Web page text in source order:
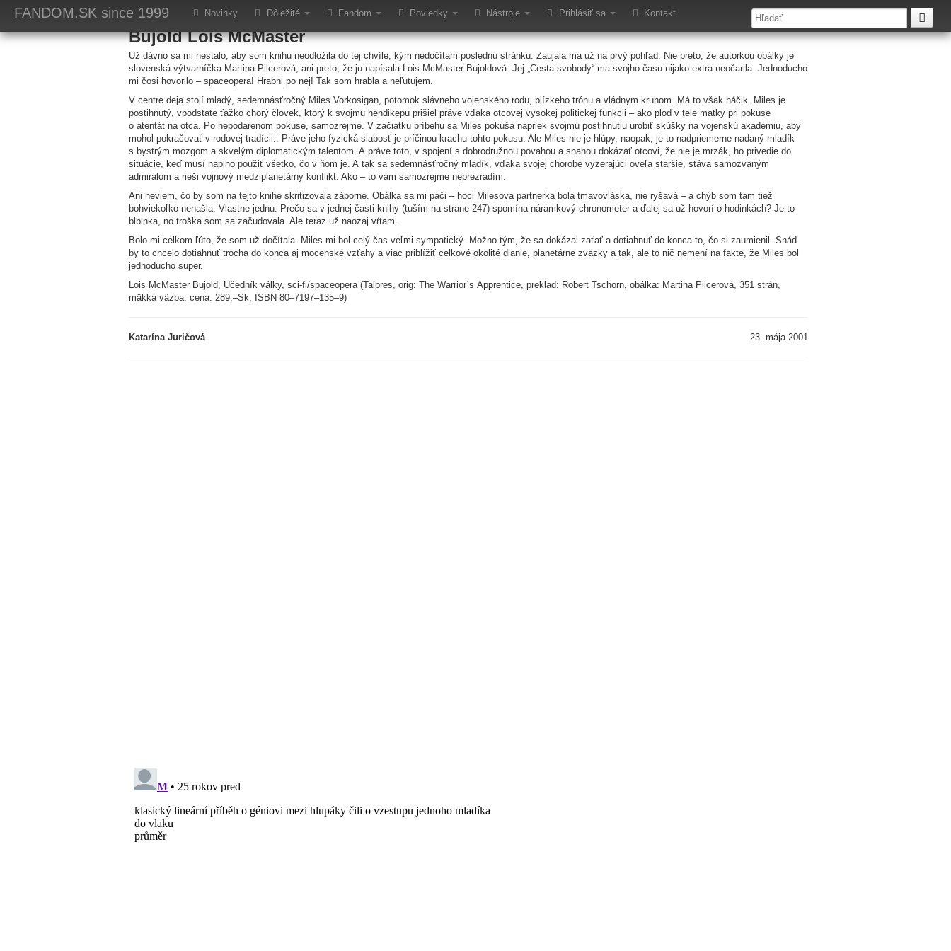
FANDOM.SK since 1999 Novinky Dôležité Fandom Poviedky Nástroje Prihlásiť sa Kontakt
Učedník války
Bujold Lois McMaster
Už dávno sa mi nestalo, aby som knihu neodložila do tej chvíle, kým nedočítam poslednú stránku. Zaujala ma už na prvý pohľad. Nie preto, že autorkou obálky je
slovenská výtvarníčka Martina Pilcerová, ani preto, že ju napísala Lois McMaster Bujoldová. Jej „Cesta svobody“ ma svojho času nijako extra neočarila. Jednoducho
mi čosi hovorilo – spaceopera! Hrabni po nej! Tak som hrabla a neľutujem.
V centre deja stojí mladý, sedemnásťročný Miles Vorkosigan, potomok slávneho vojenského rodu, blízkeho trónu a vládnym kruhom. Má to však háčik. Miles je
postihnutý, vpodstate ťažko chorý človek, ktorý k svojmu hendikepu prišiel práve vďaka otcovej vysokej politickej funkcii – ako plod v tele matky pri pokuse
o atentát na otca. Po nepodarenom pokuse, samozrejme. V začiatku príbehu sa Miles pokúša napriek svojmu postihnutiu urobiť skúšky na vojenskú akadémiu, aby
mohol pokračovať v rodovej tradícii.. Práve jeho fyzická slabosť je príčinou krachu tohto pokusu. Ale Miles nie je hlúpy, naopak, je to nadpriemerne nadaný mladík
s bystrým mozgom a skvelým diplomatickým talentom. A práve toto, v spojení s dobrodružnou povahou a snahou dokázať otcovi, že nie je mrzák, ho privedie do
situácie, keď musí naplno použiť všetko, čo v ňom je. A tak sa sedemnásťročný mladík, vďaka svojej chorobe vyzerajúci oveľa staršie, stáva samozvaným
admirálom a rieši vojnový medziplanetárny konflikt. Ako – to vám samozrejme neprezradím.
Ani neviem, čo by som na tejto knihe skritizovala záporne. Obálka sa mi páči – hoci Milesova partnerka bola tmavovláska, nie ryšavá – a chýb som tam tiež
bohviekoľko nenašla. Vlastne jednu. Prečo sa v jednej časti knihy (tuším na strane 247) spomína náramkový chronometer a ďalej sa už hovorí o hodinkách? Je to
blbinka, no troška som sa začudovala. Ale teraz už naozaj vŕtam.
Bolo mi celkom ľúto, že som už dočítala. Miles mi bol celý čas veľmi sympatický. Možno tým, že sa dokázal zaťať a dotiahnuť do konca to, čo si zaumienil. Snáď
by to chcelo dotiahnuť trocha do konca aj mocenské vzťahy a viac priblížiť celkové okolité dianie, planetárne zväzky a tak, ale to nič nemení na fakte, že Miles bol
jednoducho super.
Lois McMaster Bujold, Učedník války, sci-fi/spaceopera (Talpres, orig: The Warrior´s Apprentice, preklad: Robert Tschorn, obálka: Martina Pilcerová, 351 strán,
mäkká väzba, cena: 289,–Sk, ISBN 80–7197–135–9)
23. mája 2001
Katarína Juričová